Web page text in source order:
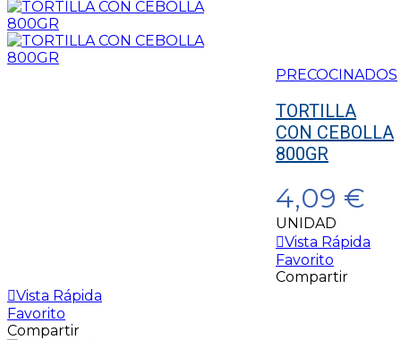
PRECOCINADOS
TORTILLA
CON CEBOLLA
800GR
4,09 €
UNIDAD
Vista Rápida
Favorito
Compartir
Vista Rápida
Favorito
Compartir